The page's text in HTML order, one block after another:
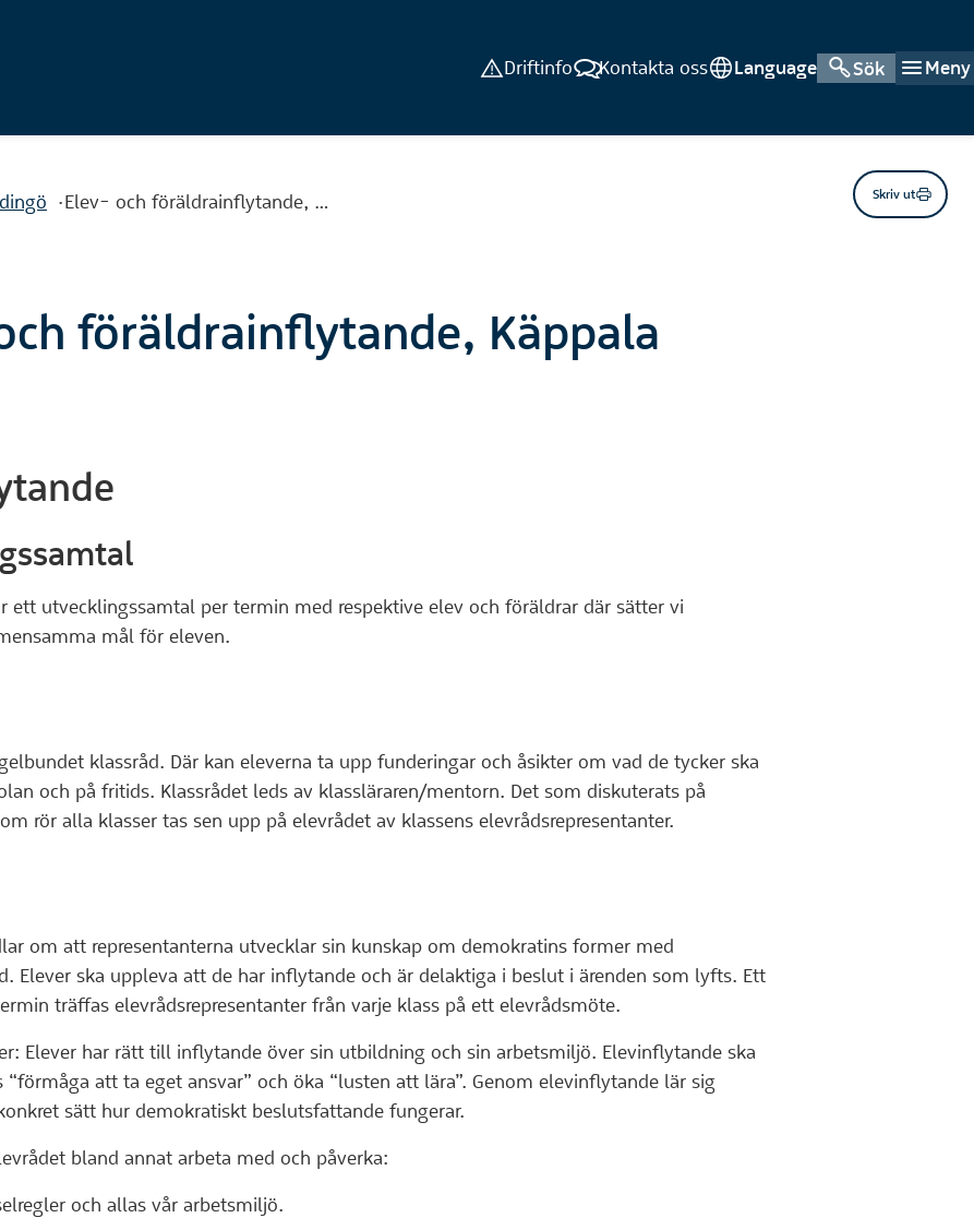
Sök Meny
Driftinfo Kontakta oss Language
Elev- och föräldrainflytande, … Skriv ut
föräldrainflytande, Käppala
ett utvecklingssamtal per termin med respektive elev och föräldrar där sätter vi
mål för eleven.
klassråd. Där kan eleverna ta upp funderingar och åsikter om vad de tycker ska
och på fritids. Klassrådet leds av klassläraren/mentorn. Det som diskuterats på
rör alla klasser tas sen upp på elevrådet av klassens elevrådsrepresentanter.
om att representanterna utvecklar sin kunskap om demokratins former med
Elever ska uppleva att de har inflytande och är delaktiga i beslut i ärenden som lyfts. Ett
träffas elevrådsrepresentanter från varje klass på ett elevrådsmöte.
Elever har rätt till inflytande över sin utbildning och sin arbetsmiljö. Elevinflytande ska
att ta eget ansvar” och öka “lusten att lära”. Genom elevinflytande lär sig
sätt hur demokratiskt beslutsfattande fungerar.
bland annat arbeta med och påverka:
och allas vår arbetsmiljö.